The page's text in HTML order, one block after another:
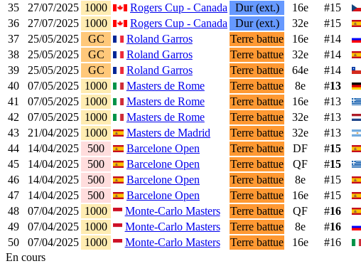
35
27/07/2025 1000 Rogers Cup - Canada Dur (ext.) 16e #15
36
27/07/2025 1000 Rogers Cup - Canada Dur (ext.) 32e #15
37
25/05/2025 GC Roland Garros Terre battue 16e #14
38
25/05/2025 GC Roland Garros Terre battue 32e #14
39
25/05/2025 GC Roland Garros Terre battue 64e #14
40
07/05/2025 1000 Masters de Rome Terre battue 8e #13
41
07/05/2025 1000 Masters de Rome Terre battue 16e #13
42
07/05/2025 1000 Masters de Rome Terre battue 32e #13
43
21/04/2025 1000 Masters de Madrid Terre battue 32e #13
44
14/04/2025 500 Barcelone Open Terre battue DF #15
45
14/04/2025 500 Barcelone Open Terre battue QF #15
46
14/04/2025 500 Barcelone Open Terre battue 8e #15
47
14/04/2025 500 Barcelone Open Terre battue 16e #15
48
07/04/2025 1000 Monte-Carlo Masters Terre battue QF #16
49
07/04/2025 1000 Monte-Carlo Masters Terre battue 8e #16
50
07/04/2025 1000 Monte-Carlo Masters Terre battue 16e #16
En cours